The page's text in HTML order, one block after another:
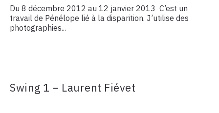
Du 8 décembre 2012 au 12 janvier 2013 C’est un
travail de Pénélope lié à la disparition. J’utilise des
photographies...
Swing 1 – Laurent Fiévet